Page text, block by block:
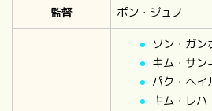
監督
ポン・ジュノ
ソン・ガン
キム・サン
パク・ヘイ
キム・レハ